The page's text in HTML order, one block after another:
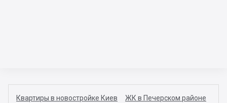
Квартиры в новостройке Киев ЖК в Печерском районе